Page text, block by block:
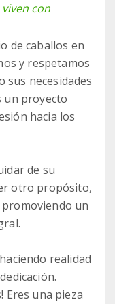
con
de caballos en
y respetamos
sus necesidades
un proyecto
hacia los
de su
otro propósito,
un
realidad
Eres una pieza